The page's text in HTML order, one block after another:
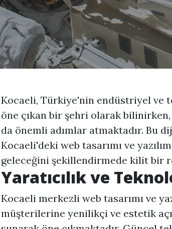
Kocaeli, Türkiye'nin endüstriyel ve
öne çıkan bir şehri olarak
da önemli adımlar atmaktadır. Bu
Kocaeli'deki web tasarımı ve
geleceğini şekillendirmede kilit bir
Yaratıcılık ve
Kocaeli merkezli web tasarımı ve
müşterilerine yenilikçi ve estetik